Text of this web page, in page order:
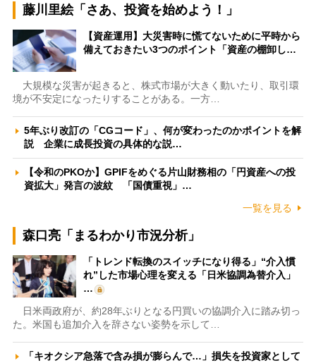
藤川里絵「さあ、投資を始めよう！」
【資産運用】大災害時に慌てないために平時から
備えておきたい3つのポイント「資産の棚卸し…
大規模な災害が起きると、株式市場が大きく動いたり、取引環
境が不安定になったりすることがある。一方…
5年ぶり改訂の「CGコード」、何が変わったのかポイントを解
説 企業に成長投資の具体的な説…
【令和のPKOか】GPIFをめぐる片山財務相の「円資産への投
資拡大」発言の波紋 「国債重視」…
一覧を見る
森口亮「まるわかり市況分析」
「トレンド転換のスイッチになり得る」“介入慣
れ”した市場心理を変える「日米協調為替介入」
…
日米両政府が、約28年ぶりとなる円買いの協調介入に踏み切っ
た。米国も追加介入を辞さない姿勢を示して…
「キオクシア急落で含み損が膨らんで…」損失を投資家として